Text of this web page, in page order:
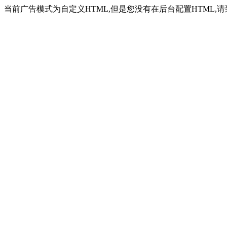
当前广告模式为自定义HTML,但是您没有在后台配置HTML,